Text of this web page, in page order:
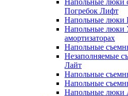
Напольные люки
Погребок Лифт
Напольные люки
Напольные люки
амортизаторах
Напольные
Незаполняемые
Лайт
Напольные
Напольные
Напольные люки